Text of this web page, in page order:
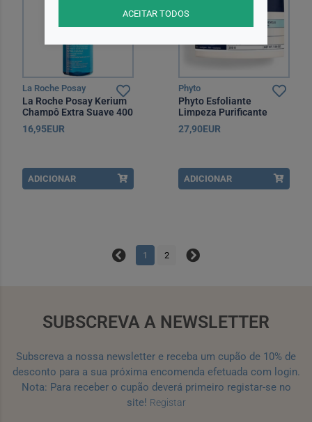
La Roche Posay
La Roche Posay Kerium
Champô Extra Suave 400
ml
16,95EUR
ADICIONAR
Phyto
Phyto Esfoliante
Limpeza Purificante
200g
27,90EUR
ADICIONAR
1 2
SUBSCREVA A NEWSLETTER
Subscreva a nossa newsletter e receba um cupão de 10% de
desconto para a sua próxima encomenda efetuada com login.
Nota: Para receber o cupão deverá primeiro registar-se no
site! Registar
ACEITAR TODOS